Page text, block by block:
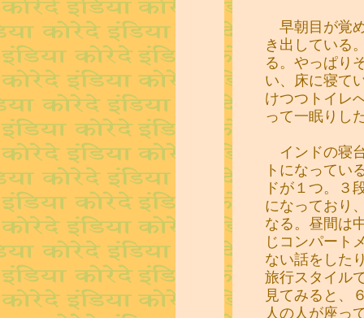
早朝目が覚
き出している
る。やっぱり
い、床に寝て
けつつトイレ
って一眠りし
インドの寝
トになってい
ドが１つ。３
になっており
なる。昼間は
じコンパート
ない話をした
旅行スタイル
見てみると、
人の人が座っ